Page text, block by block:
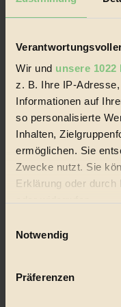
Wir und unsere 1022
z. B. Ihre IP-
Informationen auf
so personalisierte
Inhalten,
ermöglichen. Sie
Zwecke nutzt. Sie
Erklärung oder
Wenn Sie es
Ihr Gerät
Notwendig
Präferenzen
Biorama steht für einen
Lebenswandel. Es ist
Handels mit
alternativer Energien.
Social Media
22.601 Fans auf Facebook
3.415 Follower auf Twitter
Folge uns auf Instagram
Themen
Bio
Vegan